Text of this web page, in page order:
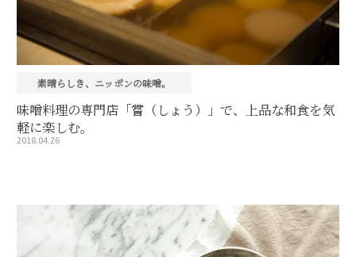
素晴らしき、ニッポンの味噌。
味噌料理の専門店「嘗（しょう）」で、上品な和食を気
軽に楽しむ。
2018.04.26